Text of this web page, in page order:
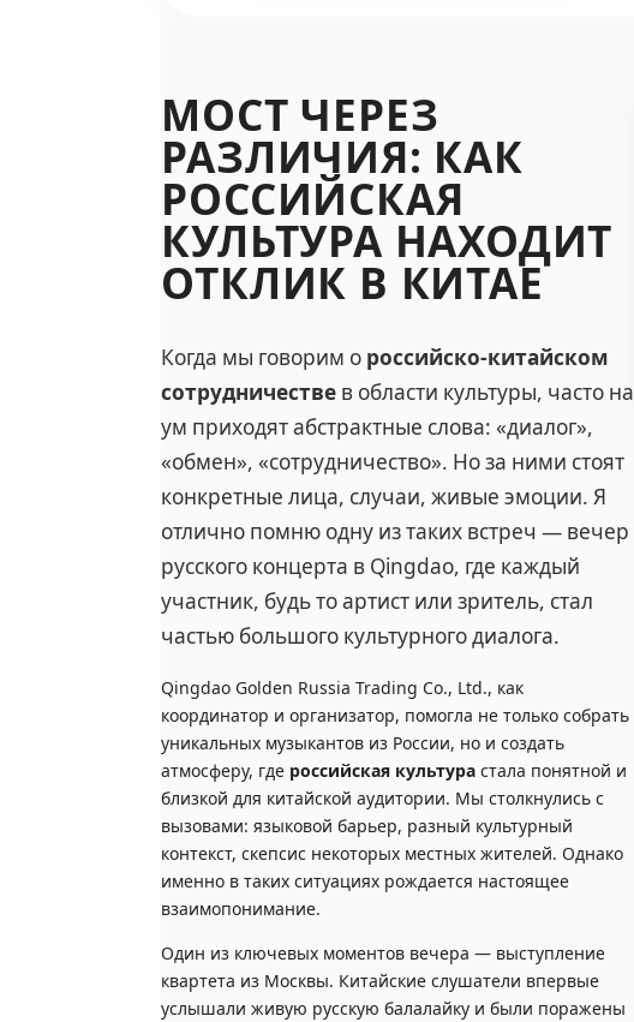
МОСТ ЧЕРЕЗ
РАЗЛИЧИЯ: КАК
РОССИЙСКАЯ
КУЛЬТУРА НАХОДИТ
ОТКЛИК В КИТАЕ
Когда мы говорим о российско-китайском
сотрудничестве в области культуры, часто на
ум приходят абстрактные слова: «диалог»,
«обмен», «сотрудничество». Но за ними стоят
конкретные лица, случаи, живые эмоции. Я
отлично помню одну из таких встреч — вечер
русского концерта в Qingdao, где каждый
участник, будь то артист или зритель, стал
частью большого культурного диалога.
Qingdao Golden Russia Trading Co., Ltd., как
координатор и организатор, помогла не только собрать
уникальных музыкантов из России, но и создать
атмосферу, где российская культура стала понятной и
близкой для китайской аудитории. Мы столкнулись с
вызовами: языковой барьер, разный культурный
контекст, скепсис некоторых местных жителей. Однако
именно в таких ситуациях рождается настоящее
взаимопонимание.
Один из ключевых моментов вечера — выступление
квартета из Москвы. Китайские слушатели впервые
услышали живую русскую балалайку и были поражены